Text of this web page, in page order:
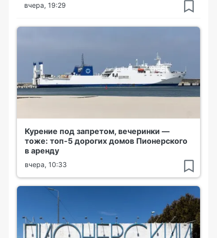
вчера, 19:29
Курение под запретом, вечеринки —
тоже: топ-5 дорогих домов Пионерского
в аренду
вчера, 10:33